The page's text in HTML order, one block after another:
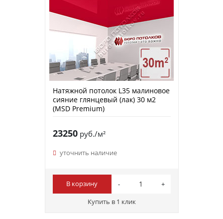
Натяжной потолок L35 малиновое
сияние глянцевый (лак) 30 м2
(MSD Premium)
23250руб./м²
уточнить наличие
В корзину
Купить в 1 клик